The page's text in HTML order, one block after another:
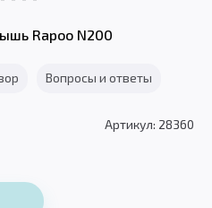
Rapoo N200
Вопросы и ответы
Артикул: 28360